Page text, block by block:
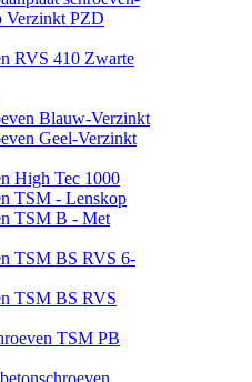
Verzinkt PZD
RVS 410 Zwarte
Blauw-Verzinkt
Geel-Verzinkt
High Tec 1000
TSM - Lenskop
TSM B - Met
TSM BS RVS 6-
TSM BS RVS
TSM PB